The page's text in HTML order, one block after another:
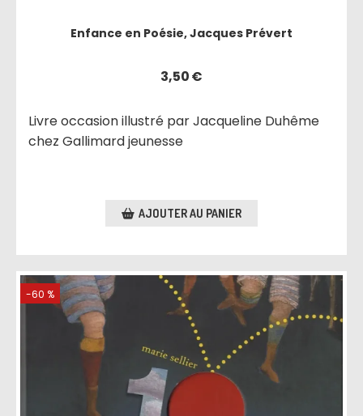
Enfance en Poésie, Jacques Prévert
3,50€
Livre occasion illustré par Jacqueline Duhême
chez Gallimard jeunesse
AJOUTER AU PANIER
-60 %